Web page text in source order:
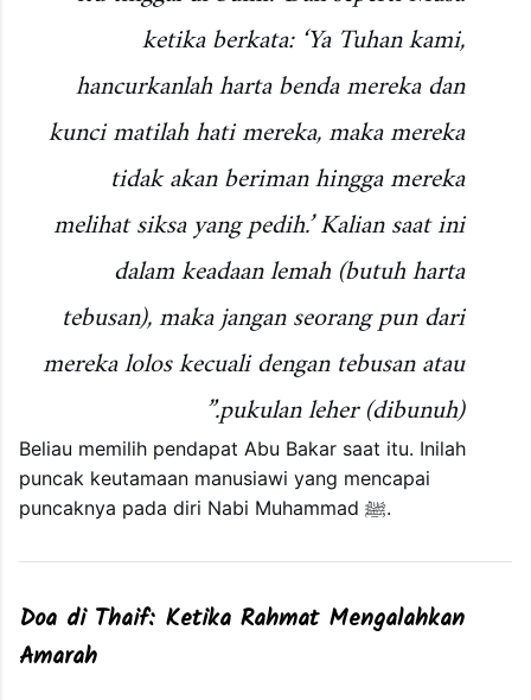
ketika berkata: ‘Ya Tuhan kami,
hancurkanlah harta benda mereka dan
kunci matilah hati mereka, maka mereka
tidak akan beriman hingga mereka
melihat siksa yang pedih.’ Kalian saat ini
dalam keadaan lemah (butuh harta
tebusan), maka jangan seorang pun dari
mereka lolos kecuali dengan tebusan atau
pukulan leher (dibunuh).”
Beliau memilih pendapat Abu Bakar saat itu. Inilah
puncak keutamaan manusiawi yang mencapai
puncaknya pada diri Nabi Muhammad ﷺ.
Doa di Thaif: Ketika Rahmat Mengalahkan
Amarah